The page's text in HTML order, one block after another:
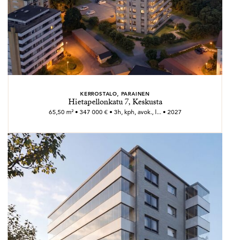
KERROSTALO, PARAINEN
Hietapellonkatu 7, Keskusta
65,50 m² • 347 000 € • 3h, kph, avok., l... • 2027